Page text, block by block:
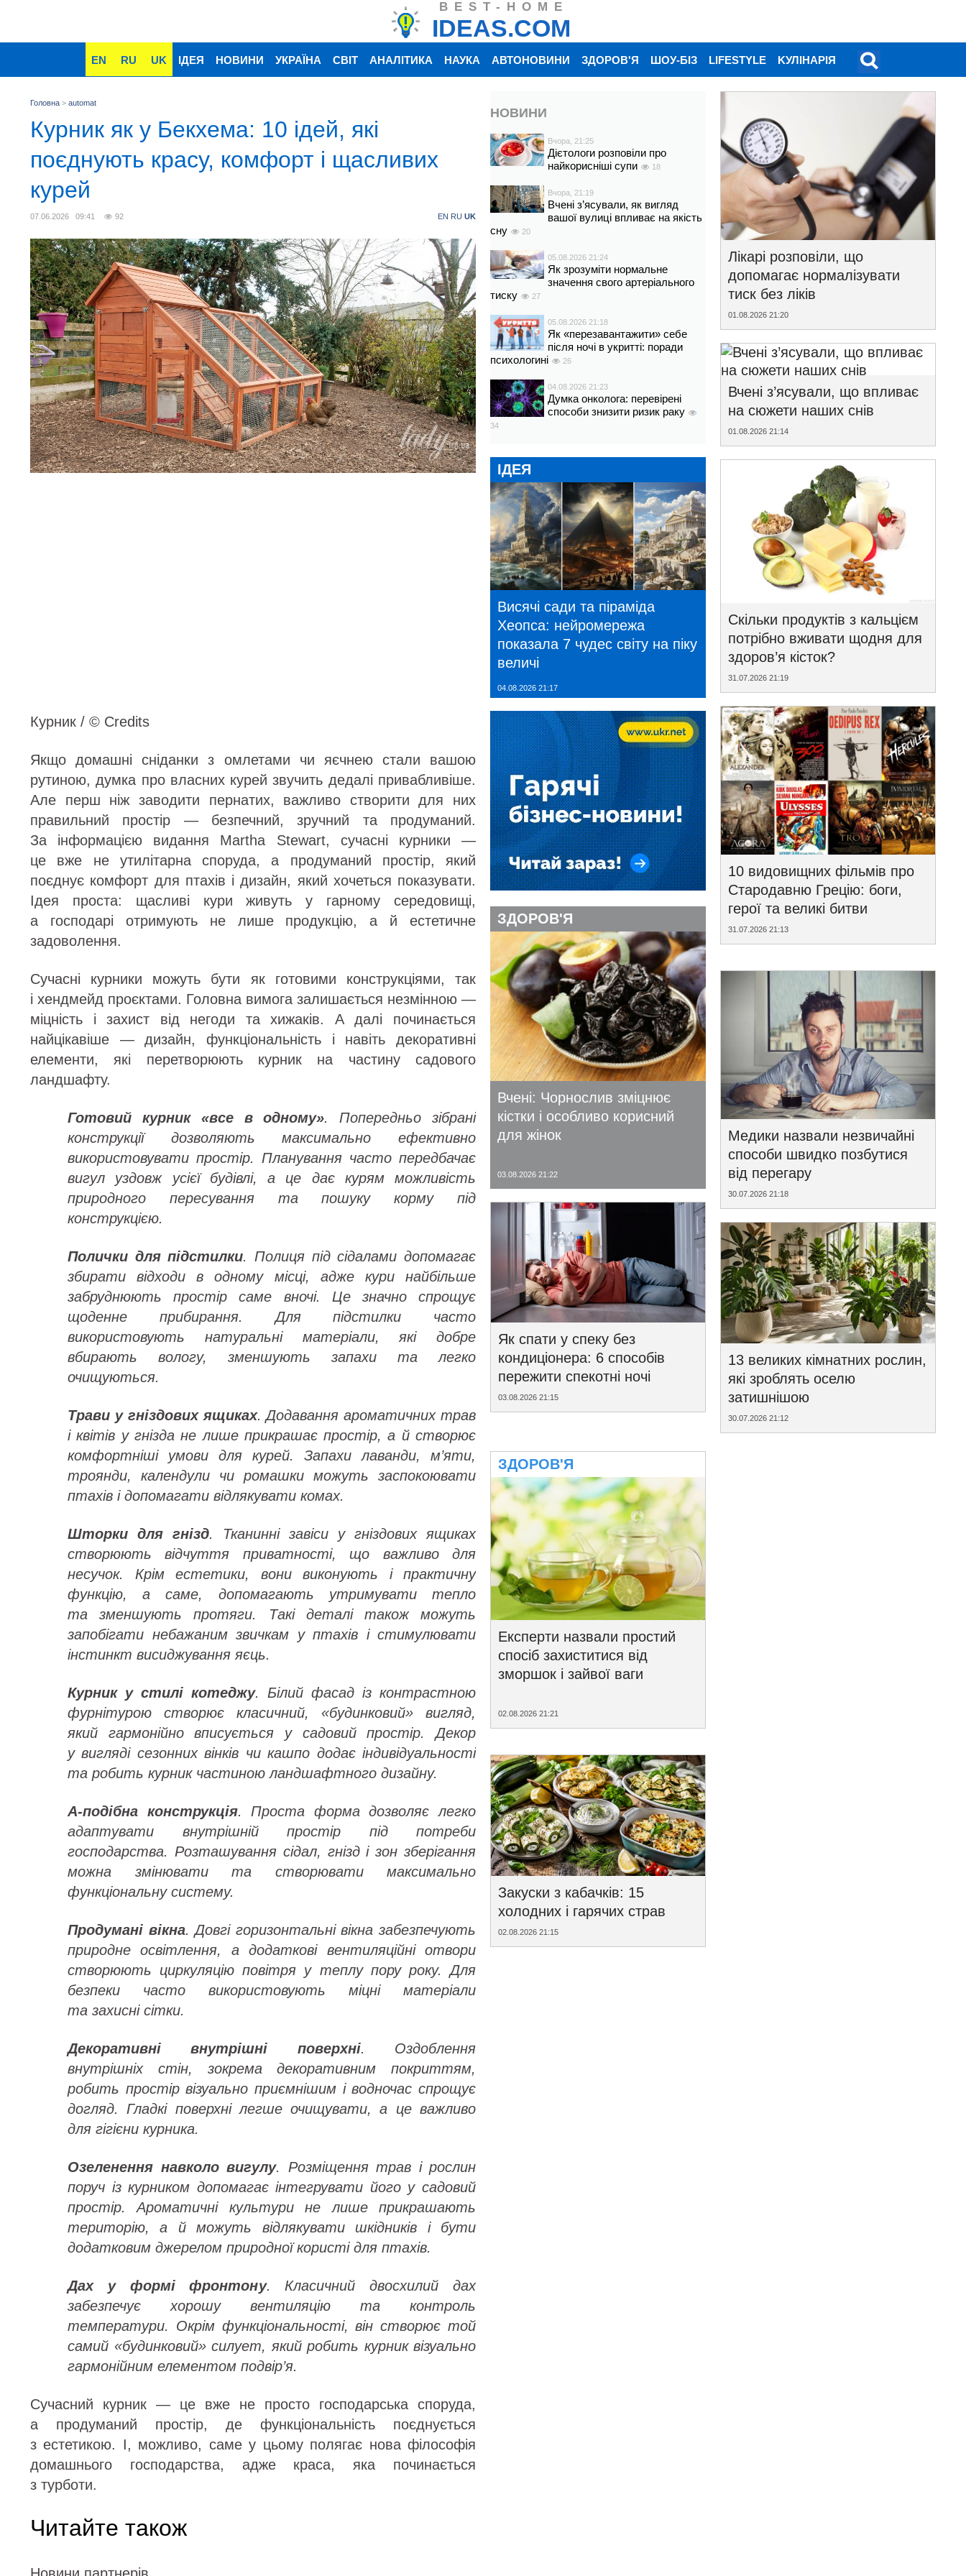
BEST-HOME
IDEAS.COM
EN RU UK ІДЕЯ НОВИНИ УКРАЇНА СВІТ АНАЛІТИКА НАУКА АВТОНОВИНИ ЗДОРОВ'Я ШОУ-БІЗ LIFESTYLE KУЛІНАРІЯ
Головна > automat
Курник як у Бекхема: 10 ідей, які
поєднують красу, комфорт і щасливих
курей
07.06.2026 09:41 92 EN RU UK
Курник / © Credits
Якщо домашні сніданки з омлетами чи яєчнею стали вашою
рутиною, думка про власних курей звучить дедалі привабливіше.
Але перш ніж заводити пернатих, важливо створити для них
правильний простір — безпечний, зручний та продуманий.
За інформацією видання Martha Stewart, сучасні курники —
це вже не утилітарна споруда, а продуманий простір, який
поєднує комфорт для птахів і дизайн, який хочеться показувати.
Ідея проста: щасливі кури живуть у гарному середовищі,
а господарі отримують не лише продукцію, а й естетичне
задоволення.
Сучасні курники можуть бути як готовими конструкціями, так
і хендмейд проєктами. Головна вимога залишається незмінною —
міцність і захист від негоди та хижаків. А далі починається
найцікавіше — дизайн, функціональність і навіть декоративні
елементи, які перетворюють курник на частину садового
ландшафту.
Готовий курник «все в одному». Попередньо зібрані
конструкції дозволяють максимально ефективно
використовувати простір. Планування часто передбачає
вигул уздовж усієї будівлі, а це дає курям можливість
природного пересування та пошуку корму під
конструкцією.
Полички для підстилки. Полиця під сідалами допомагає
збирати відходи в одному місці, адже кури найбільше
забруднюють простір саме вночі. Це значно спрощує
щоденне прибирання. Для підстилки часто
використовують натуральні матеріали, які добре
вбирають вологу, зменшують запахи та легко
очищуються.
Трави у гніздових ящиках. Додавання ароматичних трав
і квітів у гнізда не лише прикрашає простір, а й створює
комфортніші умови для курей. Запахи лаванди, м’яти,
троянди, календули чи ромашки можуть заспокоювати
птахів і допомагати відлякувати комах.
Шторки для гнізд. Тканинні завіси у гніздових ящиках
створюють відчуття приватності, що важливо для
несучок. Крім естетики, вони виконують і практичну
функцію, а саме, допомагають утримувати тепло
та зменшують протяги. Такі деталі також можуть
запобігати небажаним звичкам у птахів і стимулювати
інстинкт висиджування яєць.
Курник у стилі котеджу. Білий фасад із контрастною
фурнітурою створює класичний, «будинковий» вигляд,
який гармонійно вписується у садовий простір. Декор
у вигляді сезонних вінків чи кашпо додає індивідуальності
та робить курник частиною ландшафтного дизайну.
А-подібна конструкція. Проста форма дозволяє легко
адаптувати внутрішній простір під потреби
господарства. Розташування сідал, гнізд і зон зберігання
можна змінювати та створювати максимально
функціональну систему.
Продумані вікна. Довгі горизонтальні вікна забезпечують
природне освітлення, а додаткові вентиляційні отвори
створюють циркуляцію повітря у теплу пору року. Для
безпеки часто використовують міцні матеріали
та захисні сітки.
Декоративні внутрішні поверхні. Оздоблення
внутрішніх стін, зокрема декоративним покриттям,
робить простір візуально приємнішим і водночас спрощує
догляд. Гладкі поверхні легше очищувати, а це важливо
для гігієни курника.
Озеленення навколо вигулу. Розміщення трав і рослин
поруч із курником допомагає інтегрувати його у садовий
простір. Ароматичні культури не лише прикрашають
територію, а й можуть відлякувати шкідників і бути
додатковим джерелом природної користі для птахів.
Дах у формі фронтону. Класичний двосхилий дах
забезпечує хорошу вентиляцію та контроль
температури. Окрім функціональності, він створює той
самий «будинковий» силует, який робить курник візуально
гармонійним елементом подвір’я.
Сучасний курник — це вже не просто господарська споруда,
а продуманий простір, де функціональність поєднується
з естетикою. І, можливо, саме у цьому полягає нова філософія
домашнього господарства, адже краса, яка починається
з турботи.
Читайте також
НОВИНИ
Вчора, 21:25
Дієтологи розповіли про
найкорисніші супи
18
Вчора, 21:19
Вчені з’ясували, як вигляд
вашої вулиці впливає на якість
сну
20
05.08.2026 21:24
Як зрозуміти нормальне
значення свого артеріального
тиску
27
05.08.2026 21:18
Як «перезавантажити» себе
після ночі в укритті: поради
психологині
26
04.08.2026 21:23
Думка онколога: перевірені
способи знизити ризик раку
34
ІДЕЯ
Висячі сади та піраміда
Хеопса: нейромережа
показала 7 чудес світу на піку
величі
04.08.2026 21:17
ЗДОРОВ'Я
Вчені: Чорнослив зміцнює
кістки і особливо корисний
для жінок
03.08.2026 21:22
Як спати у спеку без
кондиціонера: 6 способів
пережити спекотні ночі
03.08.2026 21:15
ЗДОРОВ'Я
Експерти назвали простий
спосіб захиститися від
зморшок і зайвої ваги
02.08.2026 21:21
Закуски з кабачків: 15
холодних і гарячих страв
02.08.2026 21:15
Лікарі розповіли, що
допомагає нормалізувати
тиск без ліків
01.08.2026 21:20
Вчені з’ясували, що впливає
на сюжети наших снів
01.08.2026 21:14
Скільки продуктів з кальцієм
потрібно вживати щодня для
здоров’я кісток?
31.07.2026 21:19
10 видовищних фільмів про
Стародавню Грецію: боги,
герої та великі битви
31.07.2026 21:13
Медики назвали незвичайні
способи швидко позбутися
від перегару
30.07.2026 21:18
13 великих кімнатних рослин,
які зроблять оселю
затишнішою
30.07.2026 21:12